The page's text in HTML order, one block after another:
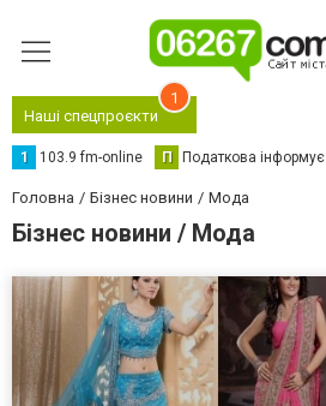
Наші спецпроєкти
1
1 103.9 fm-online П Податкова інформує
Головна Бізнес новини Мода
Бізнес новини / Мода